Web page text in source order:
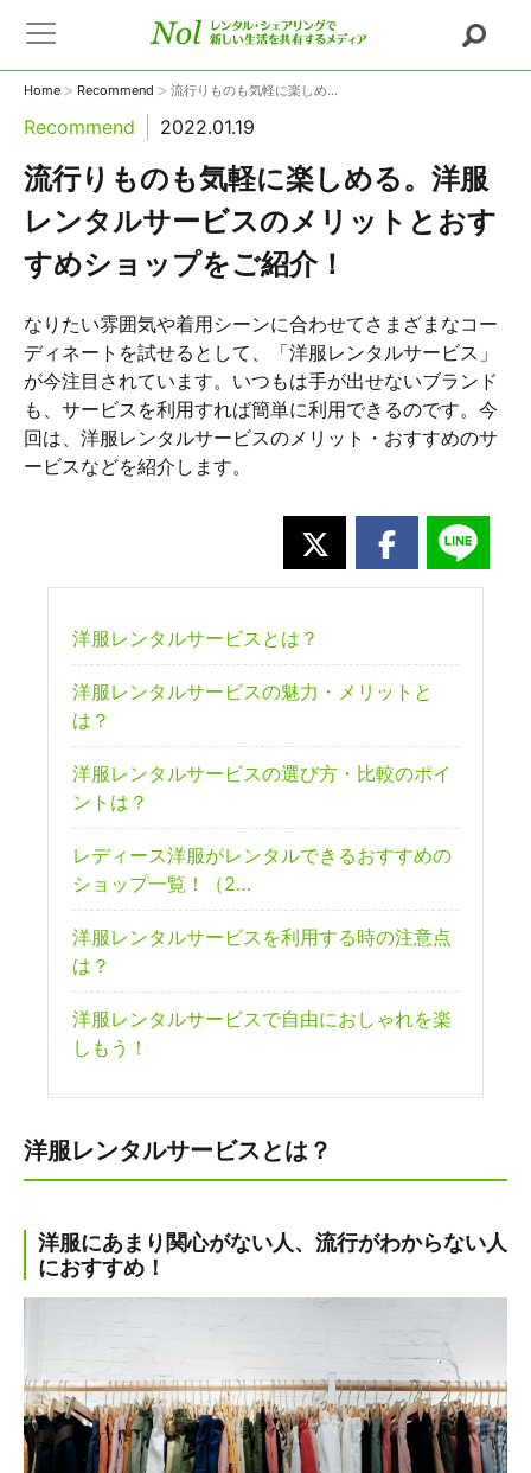
Home > Recommend > 流行りものも気軽に楽しめ...
Recommend 2022.01.19
流行りものも気軽に楽しめる。洋服
レンタルサービスのメリットとおす
すめショップをご紹介！
なりたい雰囲気や着用シーンに合わせてさまざまなコー
ディネートを試せるとして、「洋服レンタルサービス」
が今注目されています。いつもは手が出せないブランド
も、サービスを利用すれば簡単に利用できるのです。今
回は、洋服レンタルサービスのメリット・おすすめのサ
ービスなどを紹介します。
洋服レンタルサービスとは？
洋服レンタルサービスの魅力・メリットと
は？
洋服レンタルサービスの選び方・比較のポイ
ントは？
レディース洋服がレンタルできるおすすめの
ショップ一覧！（2…
洋服レンタルサービスを利用する時の注意点
は？
洋服レンタルサービスで自由におしゃれを楽
しもう！
洋服レンタルサービスとは？
洋服にあまり関心がない人、流行がわからない人
におすすめ！